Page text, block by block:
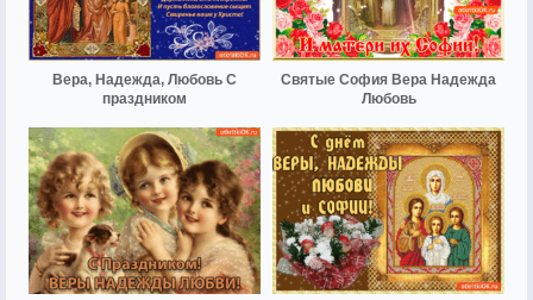
Вера, Надежда, Любовь С
праздником
Святые София Вера Надежда
Любовь